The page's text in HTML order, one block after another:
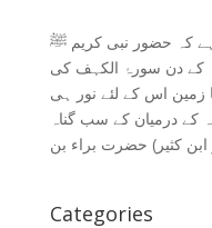
کہ حضور نبی کریم ﷺ
کے دن سورۂ الکہف کی
زمین اس کے لئے نور ہی
کے درمیان کے سب گناہ
Categories